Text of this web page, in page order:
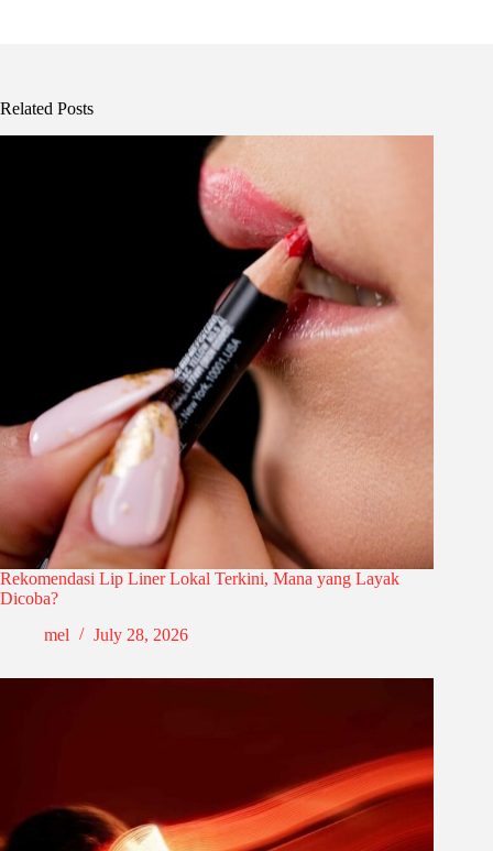
Related Posts
Rekomendasi Lip Liner Lokal Terkini, Mana yang Layak
Dicoba?
mel
July 28, 2026